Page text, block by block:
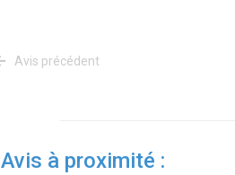
Avis précédent
Avis à proximité :